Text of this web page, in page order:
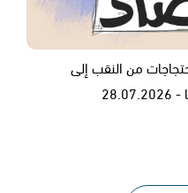
من النقب إلى